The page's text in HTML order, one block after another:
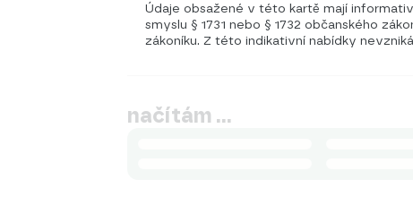
Údaje obsažené v této kartě mají
smyslu § 1731 nebo § 1732 občanského
zákoníku. Z této indikativní nabídky
načítám …